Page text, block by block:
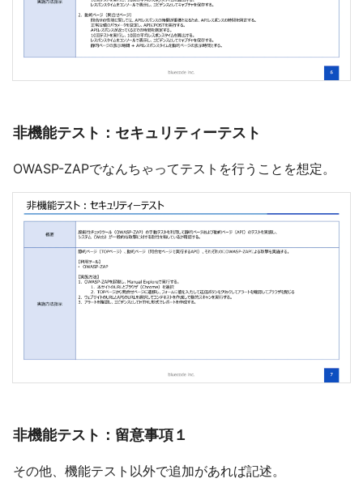
非機能テスト：セキュリティーテスト
OWASP-ZAPでなんちゃってテストを行うことを想定。
非機能テスト：留意事項１
その他、機能テスト以外で追加があれば記述。